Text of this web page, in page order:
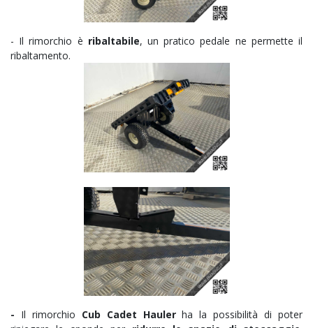
- Il rimorchio è ribaltabile, un pratico pedale ne permette il
ribaltamento.
- Il rimorchio Cub Cadet Haulerha la possibilità di poter